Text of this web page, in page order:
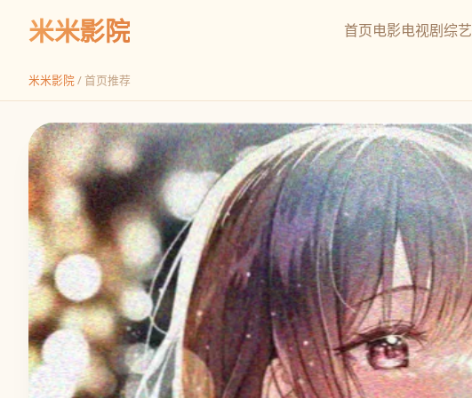
米米影院 首页电影电视剧综艺
米米影院/ 首页推荐